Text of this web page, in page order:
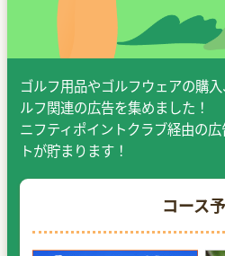
ゴルフ用品やゴルフウェアの購
ルフ関連の広告を集めました！
ニフティポイントクラブ経由の
トが貯まります！
コース